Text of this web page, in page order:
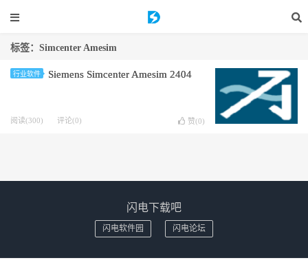
标签：Simcenter Amesim
行业软件 Siemens Simcenter Amesim 2404
阅读(300) 评论(0) 赞(0)
闪电下载吧
闪电软件园 闪电论坛